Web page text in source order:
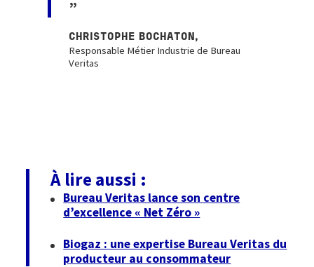
CHRISTOPHE BOCHATON,
Responsable Métier Industrie de Bureau
Veritas
À lire aussi :
Bureau Veritas lance son centre
d’excellence « Net Zéro »
Biogaz : une expertise Bureau Veritas du
producteur au consommateur